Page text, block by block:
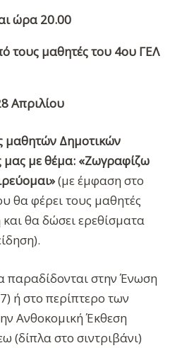
ώρα 20.00
τους μαθητές του 4ου ΓΕΛ
Απριλίου
μαθητών Δημοτικών
μας με θέμα: «Ζωγραφίζω
(με έμφαση στο
θα φέρει τους μαθητές
θα δώσει ερεθίσματα
στην Ένωση
ή στο περίπτερο των
Ανθοκομική Έκθεση
(δίπλα στο σιντριβάνι)